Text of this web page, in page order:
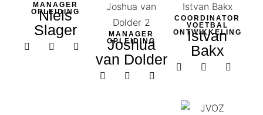
MANAGER
OPLEIDING
Niels
Slager
MANAGER
OPLEIDING
Joshua
van Dolder
COORDINATOR
VOETBAL
ONTWIKKELING
Istvan
Bakx